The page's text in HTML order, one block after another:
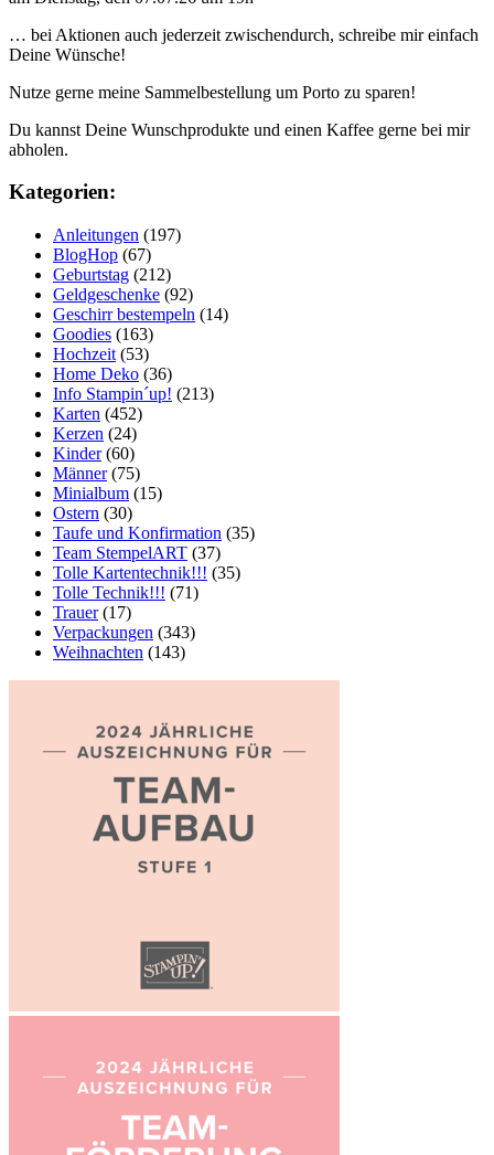
… bei Aktionen auch jederzeit zwischendurch, schreibe mir einfach
Deine Wünsche!
Nutze gerne meine Sammelbestellung um Porto zu sparen!
Du kannst Deine Wunschprodukte und einen Kaffee gerne bei mir
abholen.
Kategorien:
Anleitungen (197)
BlogHop (67)
Geburtstag (212)
Geldgeschenke (92)
Geschirr bestempeln (14)
Goodies (163)
Hochzeit (53)
Home Deko (36)
Info Stampin´up! (213)
Karten (452)
Kerzen (24)
Kinder(60)
Männer(75)
Minialbum (15)
Ostern (30)
Taufe und Konfirmation (35)
Team StempelART (37)
Tolle Kartentechnik!!! (35)
Tolle Technik!!! (71)
Trauer(17)
Verpackungen (343)
Weihnachten (143)